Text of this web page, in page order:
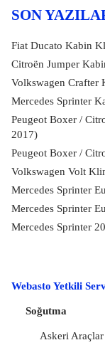
SON
Fiat Ducato Kabin
Citroën Jumper
Volkswagen Crafter
Mercedes Sprinter
Peugeot Boxer /
2017)
Peugeot Boxer /
Volkswagen Volt
Mercedes Sprinter
Mercedes Sprinter
Mercedes Sprinter
Webasto Yetkili
Soğutma
Askeri